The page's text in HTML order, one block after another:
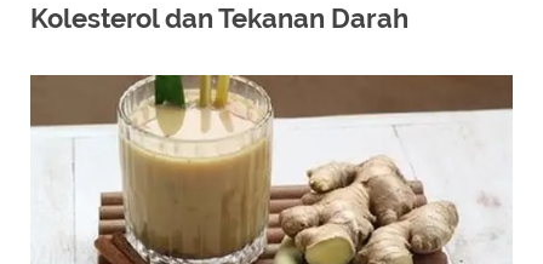
Kolesterol dan Tekanan Darah